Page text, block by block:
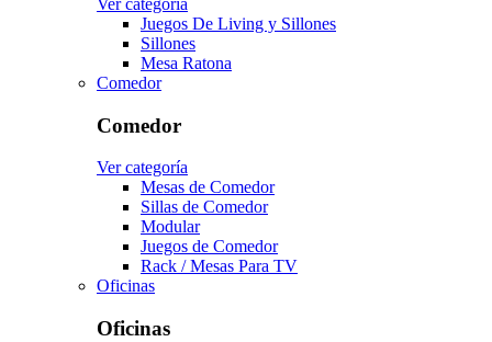
Ver categoría
Juegos De Living y Sillones
Sillones
Mesa Ratona
Comedor
Comedor
Ver categoría
Mesas de Comedor
Sillas de Comedor
Modular
Juegos de Comedor
Rack / Mesas Para TV
Oficinas
Oficinas